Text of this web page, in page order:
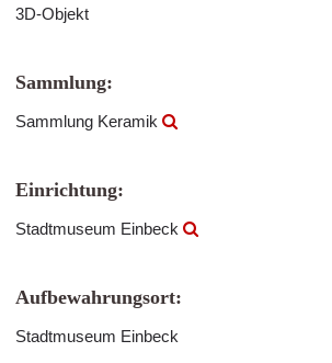
3D-Objekt
Sammlung:
Sammlung Keramik
Einrichtung:
Stadtmuseum Einbeck
Aufbewahrungsort:
Stadtmuseum Einbeck